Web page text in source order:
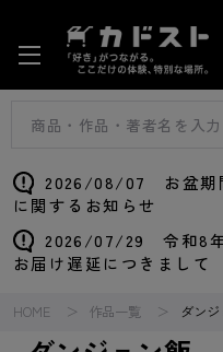
2026/08/07 お盆期
に関するお知らせ
2026/07/29 令和8年
お届け遅延につきまして
HOME 作品一覧 ダン